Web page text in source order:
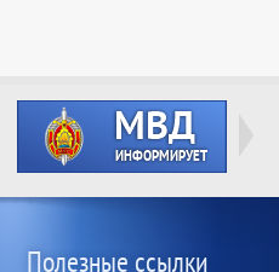
Полезные ссылки